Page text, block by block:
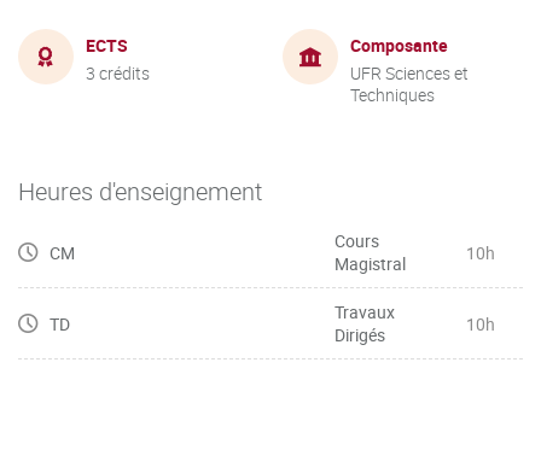
ECTS
3 crédits
Composante
UFR Sciences et
Techniques
Heures d'enseignement
CM
Cours
Magistral
10h
TD
Travaux
Dirigés
10h